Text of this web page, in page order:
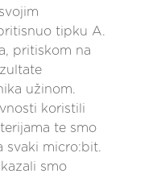
tipku A.
pritiskom na
užinom.
koristili
te smo
svaki micro:bit.
smo